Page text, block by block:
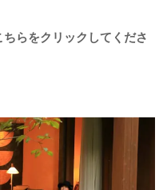
らをクリックしてくださ